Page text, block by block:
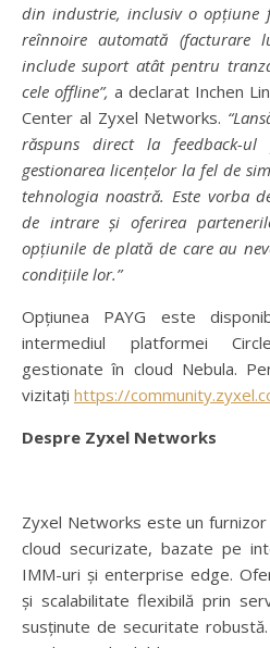
din industrie, inclusiv o opțiune
reînnoire automată (facturare
include suport atât pentru
cele offline”, a declarat Inchen
Center al Zyxel Networks.
răspuns direct la feedback-
gestionarea licențelor la fel de
tehnologia noastră. Este vorba
de intrare și oferirea
opțiunile de plată de care au
condițiile lor.”
Opțiunea PAYG este
intermediul platformei
gestionate în cloud Nebula.
vizitați https://
Despre Zyxel Networks
Zyxel Networks este un
cloud securizate, bazate pe
IMM-uri și enterprise edge.
și scalabilitate flexibilă prin
susținute de securitate